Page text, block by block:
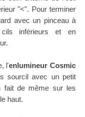
"<". Pour terminer
avec un pinceau à
inférieurs et en
l'enlumineur Cosmic
sourcil avec un petit
fait de même sur les
haut.